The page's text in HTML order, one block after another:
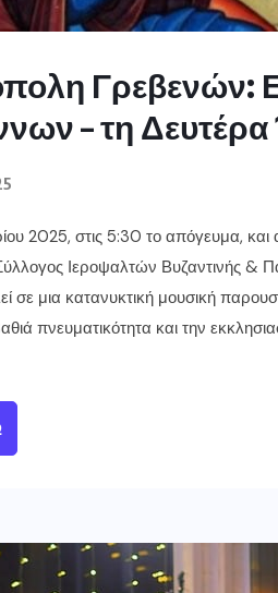
Γρεβενών:
– τη Δευτέρα
2025, στις 5:30 το απόγευμα,
Ιεροψαλτών Βυζαντινής &
σε μια κατανυκτική μουσική
πνευματικότητα και την